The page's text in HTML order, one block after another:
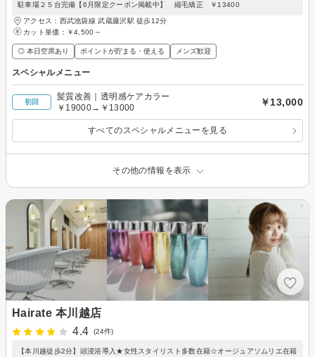
駐車場２５台完備【6月限定クーポン掲載中】 縮毛矯正 ￥13400
アクセス：西武池袋線 武蔵藤沢駅 徒歩12分
カット単価： ￥4,500～
◎ 本日空席あり ポイントが貯まる・使える メンズ歓迎
スペシャルメニュー
初回
髪質改善｜透明感ケアカラー
￥19000→￥13000
￥13,000
すべてのスペシャルメニューを見る
その他の情報を表示
Hairate 本川越店
4.4
(24件)
【本川越徒歩2分】頭浸浴導入★女性スタイリスト多数在籍☆オージュアソムリエ在籍